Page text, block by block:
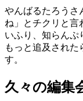
やんばるたろうさ
ね」とチクリと言
いふり、知らんぷ
もっと追及された
す。
久々の編集